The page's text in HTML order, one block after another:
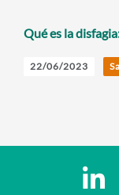
Qué es la
22/06/2023